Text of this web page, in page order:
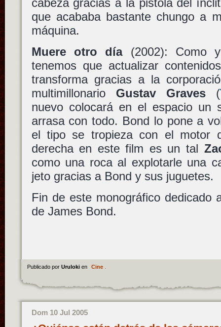
que acababa bastante chungo a
máquina.
Muere otro día(2002): Como
tenemos que actualizar
transforma gracias a la
multimillonario Gustav Graves(
nuevo colocará en el espacio un
arrasa con todo. Bond lo pone a
el tipo se tropieza con el motor
derecha en este film es un tal
como una roca al explotarle una
jeto gracias a Bond y sus juguetes.
Fin de este monográfico dedicado
de James Bond.
Publicado por Uruloki en Cine.
Dom 10 Jul 2005